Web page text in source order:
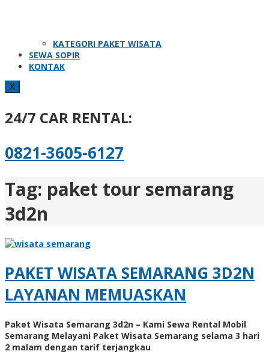
KATEGORI PAKET WISATA
SEWA SOPIR
KONTAK
X
24/7 CAR RENTAL:
0821-3605-6127
Tag: paket tour semarang
3d2n
PAKET WISATA SEMARANG 3D2N
LAYANAN MEMUASKAN
Paket Wisata Semarang 3d2n – Kami Sewa Rental Mobil
Semarang Melayani Paket Wisata Semarang selama 3 hari
2 malam dengan tarif terjangkau